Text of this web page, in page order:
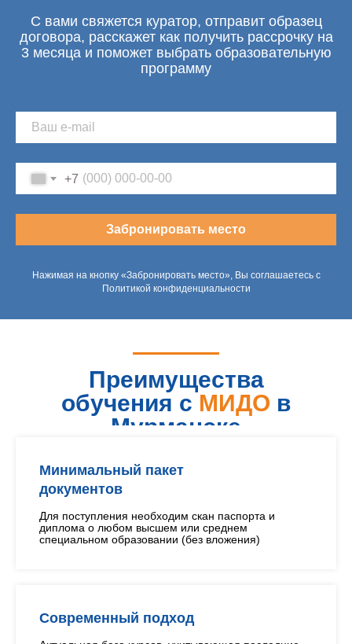
С вами свяжется куратор, отправит образец
договора, расскажет как получить рассрочку на
3 месяца и поможет выбрать образовательную
программу
+7
Забронировать место
Нажимая на кнопку «Забронировать место», Вы соглашаетесь с
Политикой конфиденциальности
Преимущества
обучения с МИДО в
Мурманске
Минимальный пакет
документов
Для поступления необходим скан паспорта и
диплома о любом высшем или среднем
специальном образовании (без вложения)
Современный подход